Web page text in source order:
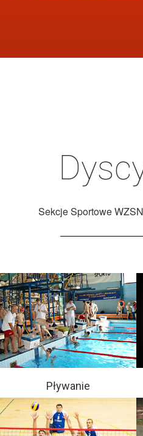
Sekcje Sportowe
Pływanie